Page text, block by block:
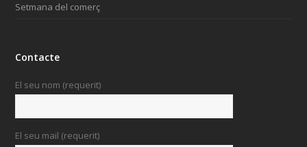
Setmana del comerç
Contacte
El seu nom (requerit)
El seu mail (requerit)